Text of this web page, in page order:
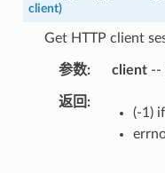
client)
Get HTTP client
参数 client--
返回
(-1)